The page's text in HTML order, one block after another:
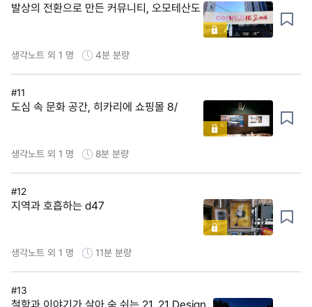
발상의 전환으로 만든 커뮤니티, 오모테산도
생각노트 외 1 명 4분 분량
#11
도심 속 문화 공간, 히카리에 쇼핑몰 8/
생각노트 외 1 명 8분 분량
#12
지역과 호흡하는 d47
생각노트 외 1 명 11분 분량
#13